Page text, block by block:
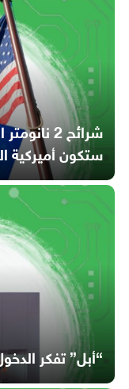
شرائح 2
ستكون أميركية
“أبل” تفكر